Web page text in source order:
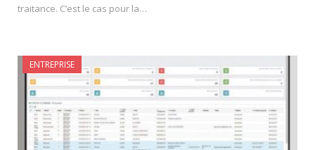
traitance. C’est le cas pour la…
ENTREPRISE